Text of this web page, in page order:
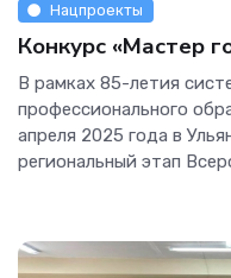
Нацпроекты
Конкурс «Мастер
В рамках 85-летия
профессионального
апреля 2025 года в
региональный этап